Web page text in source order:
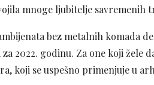
mnoge ljubitelje savremenih
bez metalnih komada
2022. godinu. Za one koji žele
koji se uspešno primenjuje u